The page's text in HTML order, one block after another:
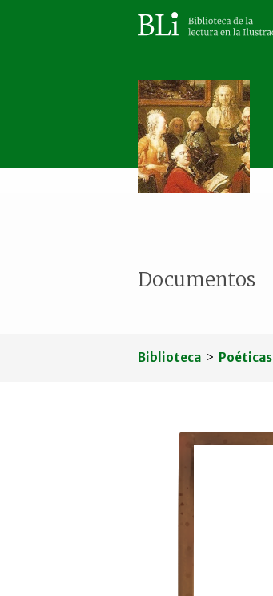
Documentos
Biblioteca > Poéticas